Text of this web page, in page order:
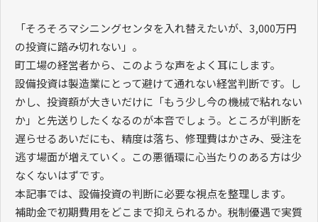
「そろそろマシニングセンタを入れ替えたいが、3,000万円
の投資に踏み切れない」。
町工場の経営者から、このような声をよく耳にします。
設備投資は製造業にとって避けて通れない経営判断です。し
かし、投資額が大きいだけに「もう少し今の機械で粘れない
か」と先送りしたくなるのが本音でしょう。ところが判断を
遅らせるあいだにも、精度は落ち、修理費はかさみ、受注を
逃す場面が増えていく。この悪循環に心当たりのある方は少
なくないはずです。
本記事では、設備投資の判断に必要な視点を整理します。
補助金で初期費用をどこまで抑えられるか。税制優遇で実質